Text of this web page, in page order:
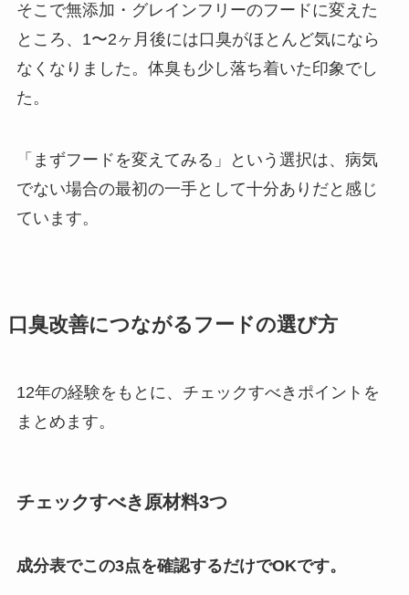
そこで無添加・グレインフリーのフードに変えた
ところ、1〜2ヶ月後には口臭がほとんど気になら
なくなりました。体臭も少し落ち着いた印象でし
た。
「まずフードを変えてみる」という選択は、病気
でない場合の最初の一手として十分ありだと感じ
ています。
口臭改善につながるフードの選び方
12年の経験をもとに、チェックすべきポイントを
まとめます。
チェックすべき原材料3つ
成分表でこの3点を確認するだけでOKです。